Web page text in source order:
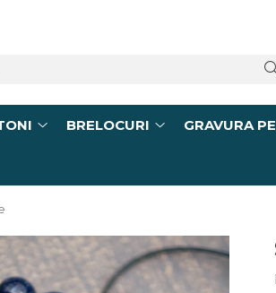
BRELOCURI GRAVURA